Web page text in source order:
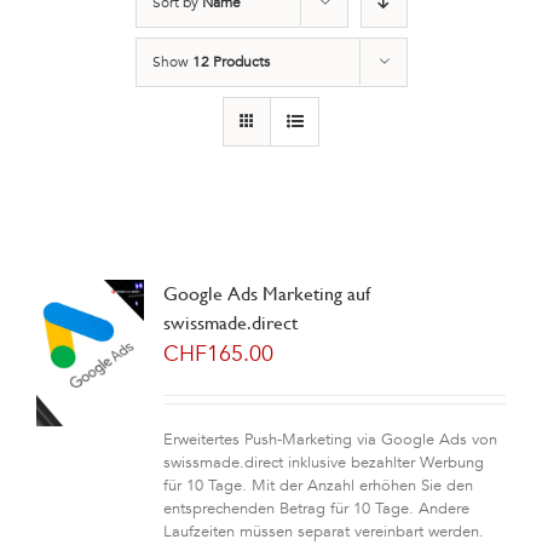
Show 12 Products
Google Ads Marketing auf
swissmade.direct
CHF165.00
Erweitertes Push-Marketing via Google Ads von
swissmade.direct inklusive bezahlter Werbung
für 10 Tage. Mit der Anzahl erhöhen Sie den
entsprechenden Betrag für 10 Tage. Andere
Laufzeiten müssen separat vereinbart werden.